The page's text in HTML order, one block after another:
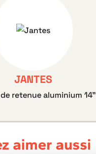
JANTES
retenue aluminium 14”
aimer aussi